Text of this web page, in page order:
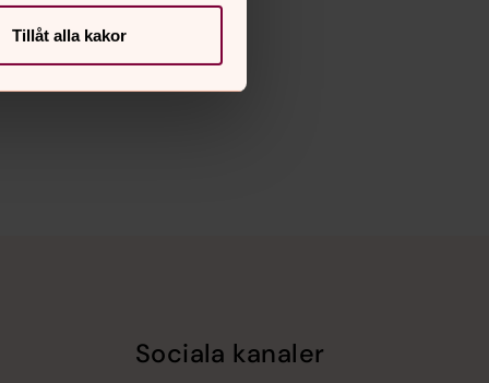
Tillåt alla kakor
Sociala kanaler